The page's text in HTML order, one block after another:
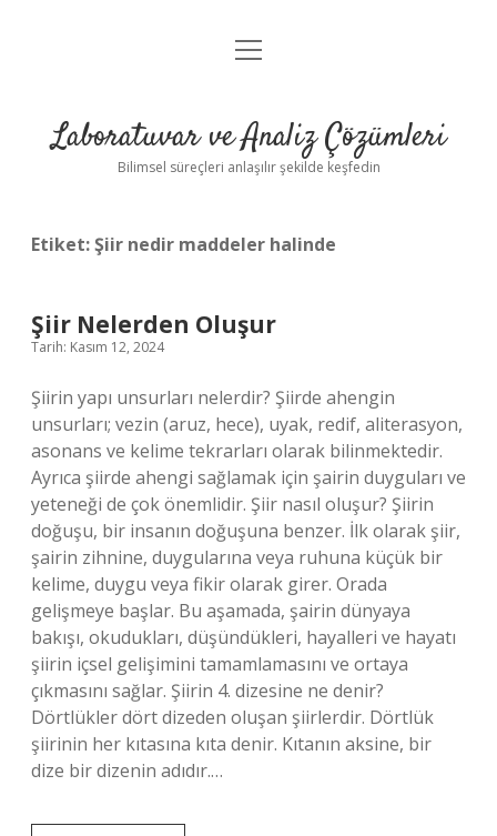
Anasayfa
Yasal Uyarı
menüyü
Laboratuvar ve Analiz Çözümleri
Bilimsel süreçleri anlaşılır şekilde keşfedin
Etiket:Şiir nedir maddeler halinde
Şiir Nelerden Oluşur
Tarih: Kasım 12, 2024
Şiirin yapı unsurları nelerdir? Şiirde ahengin
unsurları; vezin (aruz, hece), uyak, redif, aliterasyon,
asonans ve kelime tekrarları olarak bilinmektedir.
Ayrıca şiirde ahengi sağlamak için şairin duyguları ve
yeteneği de çok önemlidir. Şiir nasıl oluşur? Şiirin
doğuşu, bir insanın doğuşuna benzer. İlk olarak şiir,
şairin zihnine, duygularına veya ruhuna küçük bir
kelime, duygu veya fikir olarak girer. Orada
gelişmeye başlar. Bu aşamada, şairin dünyaya
bakışı, okudukları, düşündükleri, hayalleri ve hayatı
şiirin içsel gelişimini tamamlamasını ve ortaya
çıkmasını sağlar. Şiirin 4. dizesine ne denir?
Dörtlükler dört dizeden oluşan şiirlerdir. Dörtlük
şiirinin her kıtasına kıta denir. Kıtanın aksine, bir
dize bir dizenin adıdır.…